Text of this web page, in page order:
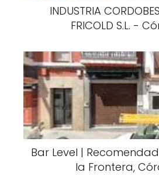
INDUSTRIA
FRICOLD S.L. -
Bar Level |
la Frontera,